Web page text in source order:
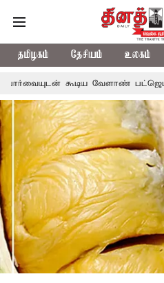
தமிழகம் தேசியம் உலகம்
பட்ஜெட்: முதல்-அமைச்சர் விஜய்